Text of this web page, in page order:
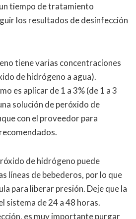
tiempo de tratamiento
los resultados de desinfección
tiene varias concentraciones
de hidrógeno a agua).
es aplicar de 1 a 3% (de 1 a 3
solución de peróxido de
con el proveedor para
de hidrógeno puede
líneas de bebederos, por lo que
para liberar presión. Deje que la
sistema de 24 a 48 horas.
es muy importante purgar